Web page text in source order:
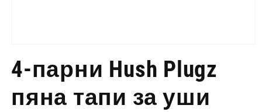
1
в
режим
4-парни Hush Plugz
пяна тапи за уши